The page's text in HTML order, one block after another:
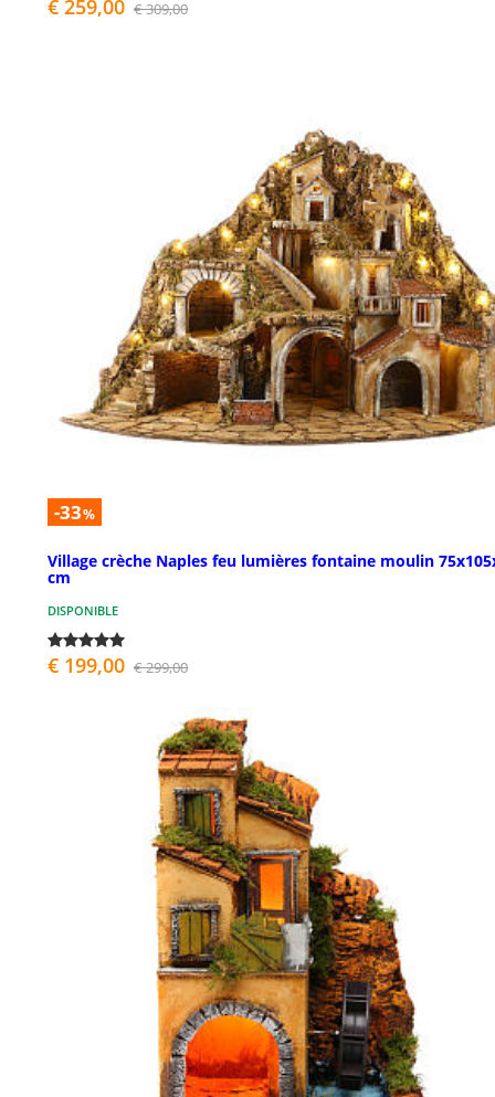
€ 259,00 € 309,00
-33%
Village crèche Naples feu lumières fontaine moulin
cm
DISPONIBLE
€ 199,00 € 299,00